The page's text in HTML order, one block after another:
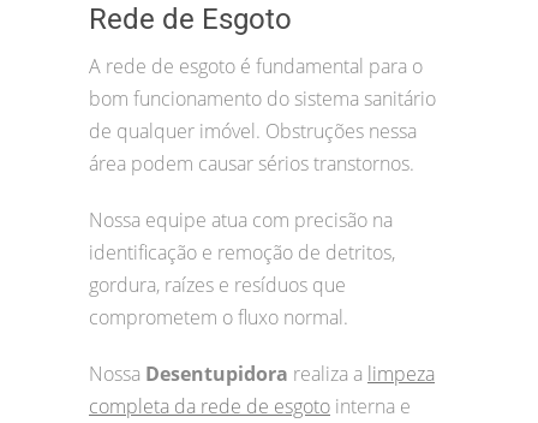
Rede de Esgoto
A rede de esgoto é fundamental para o
bom funcionamento do sistema sanitário
de qualquer imóvel. Obstruções nessa
área podem causar sérios transtornos.
Nossa equipe atua com precisão na
identificação e remoção de detritos,
gordura, raízes e resíduos que
comprometem o fluxo normal.
Nossa Desentupidora realiza a limpeza
completa da rede de esgoto interna e